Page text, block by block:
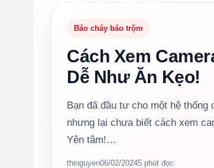
Báo cháy báo trộm
Cách Xem
Dễ Như Ăn Kẹo!
Bạn đã đầu tư cho một hệ thống
nhưng lại chưa biết cách xem
Yên tâm!…
thinguyen06/02/20245 phút đọc